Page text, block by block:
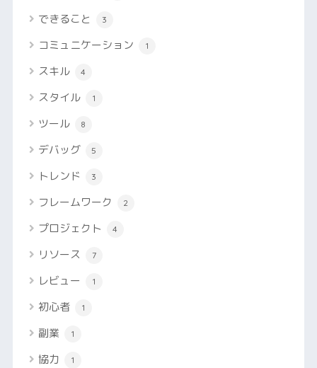
できること 3
コミュニケーション 1
スキル 4
スタイル 1
ツール 8
デバッグ 5
トレンド 3
フレームワーク 2
プロジェクト 4
リソース 7
レビュー 1
初心者 1
副業 1
協力 1